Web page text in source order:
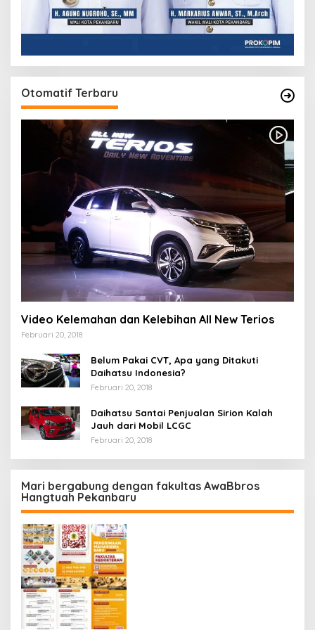
Otomatif Terbaru
Video Kelemahan dan Kelebihan All New Terios
Februari 20, 2018
Belum Pakai CVT, Apa yang Ditakuti
Daihatsu Indonesia?
Februari 20, 2018
Daihatsu Santai Penjualan Sirion Kalah
Jauh dari Mobil LCGC
Februari 20, 2018
Mari bergabung dengan fakultas AwaBbros
Hangtuah Pekanbaru